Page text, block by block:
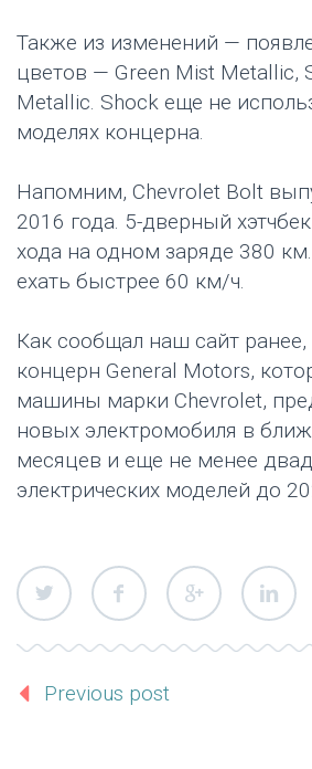
Также из изменений —
цветов — Green Mist Metallic,
Metallic. Shock еще не
моделях концерна.
Напомним, Chevrolet Bolt
2016 года. 5-дверный
хода на одном заряде 380
ехать быстрее 60 км/ч.
Как сообщал наш сайт
концерн General Motors,
машины марки Chevrolet,
новых электромобиля в
месяцев и еще не менее
электрических моделей до
Previous post